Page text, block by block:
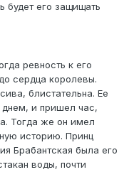
будет его защищать
ревность к его
сердца королевы.
блистательна. Ее
и пришел час,
Тогда же он имел
историю. Принц
Брабантская была его
воды, почти